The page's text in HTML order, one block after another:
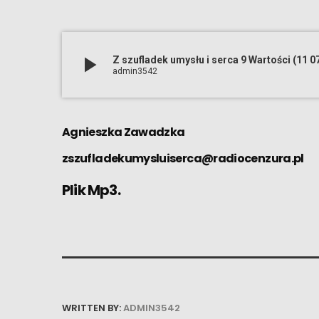
play_arrow Z szufladek umysłu i serca 9 Wartości (11
admin3542
Agnieszka Zawadzka
zszufladekumysluiserca@radiocenzura.pl
Plik Mp3.
WRITTEN BY:ADMIN3542